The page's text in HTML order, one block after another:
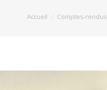
Vous êtes ici :
Accueil Comptes-